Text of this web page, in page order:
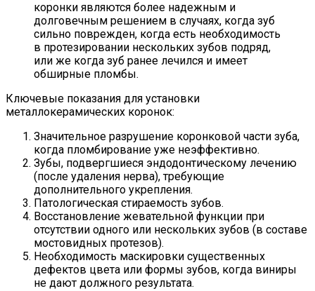
коронки являются более надежным и
долговечным решением в случаях, когда зуб
сильно поврежден, когда есть необходимость
в протезировании нескольких зубов подряд,
или же когда зуб ранее лечился и имеет
обширные пломбы.
Ключевые показания для установки
металлокерамических коронок:
Значительное разрушение коронковой части зуба,
когда пломбирование уже неэффективно.
Зубы, подвергшиеся эндодонтическому лечению
(после удаления нерва), требующие
дополнительного укрепления.
Патологическая стираемость зубов.
Восстановление жевательной функции при
отсутствии одного или нескольких зубов (в составе
мостовидных протезов).
Необходимость маскировки существенных
дефектов цвета или формы зубов, когда виниры
не дают должного результата.